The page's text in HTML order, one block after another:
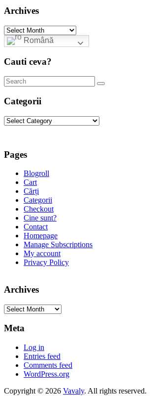
Archives
Archives
Română
Cauti ceva?
Categorii
Categorii
Pages
Blogroll
Cart
Cărți
Categorii
Checkout
Cine sunt?
Contact
Homepage
Manage Subscriptions
My account
Privacy Policy
Archives
Archives
Meta
Log in
Entries feed
Comments feed
WordPress.org
Copyright © 2026 Vavaly. All rights reserved.